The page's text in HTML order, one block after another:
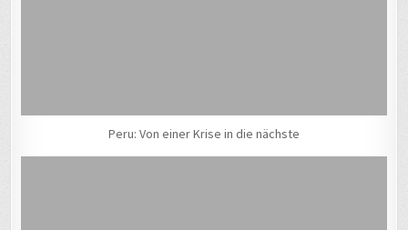
Peru: Von einer Krise in die nächste